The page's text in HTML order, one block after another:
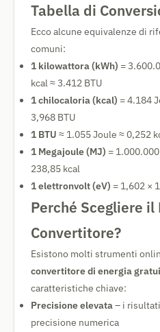
Tabella di
Ecco alcune equivalenze di
comuni:
1 kilowattora (kWh) =
kcal ≈ 3.412 BTU
1 chilocaloria (kcal) = 4.184
3,968 BTU
1 BTU ≈ 1.055 Joule ≈ 0,252
1 Megajoule (MJ) =
238,85 kcal
1 elettronvolt (eV) = 1,602 ×
Perché Scegliere il
Convertitore?
Esistono molti strumenti
convertitore di energia
caratteristiche chiave:
Precisione elevata– i
precisione numerica